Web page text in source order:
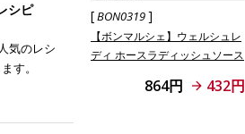
[BON0319]
【ボンマルシェ】ウェルシュレ
ディ ホースラディッシュソース
864円 432円
シピ
気のレシ
す。